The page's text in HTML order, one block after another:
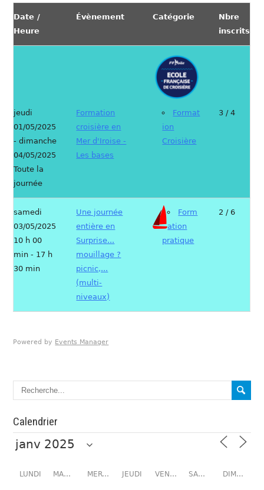
Date /
Heure
Évènement Catégorie
Nbre
inscrits
jeudi
01/05/2025
- dimanche
04/05/2025
Toute la
journée
Formation
croisière en
Mer d'Iroise -
Les bases
Format
ion
Croisière
3 / 4
samedi
03/05/2025
10 h 00
min - 17 h
30 min
Une journée
entière en
Surprise...
mouillage ?
picnic,...
(multi-
niveaux)
Form
ation
pratique
2 / 6
Powered by Events Manager
Calendrier
LUNDI MARDI MERCREDI JEUDI VENDREDI SAMEDI DIMANCHE